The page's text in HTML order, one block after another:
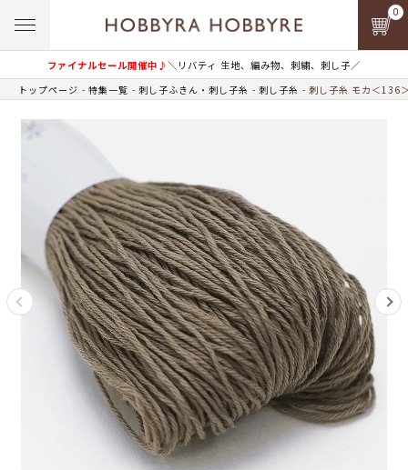
ファイナルセール開催中♪＼リバティ 生地、編み物、刺繍、刺し子／
0
トップページ 特集一覧 刺し子ふきん・刺し子糸 刺し子糸 刺し子糸 モカ＜136